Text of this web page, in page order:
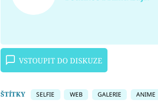
VSTOUPIT DO DISKUZE
ŠTÍTKY SELFIE WEB GALERIE ANIME